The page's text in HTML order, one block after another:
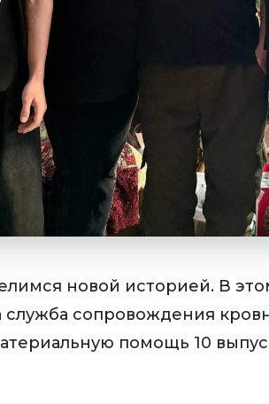
новой историей. В
служба сопровождения
помощь 10